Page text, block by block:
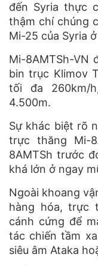
đến Syria thực
thậm chí chúng
Mi-25 của Syria
Mi-8AMTSh-VN
bin trục Klimov
tối đa 260km/
4.500m.
Sự khác biệt rõ
trực thăng Mi-
8AMTSh trước
khá lớn ở ngay
Ngoài khoang
hàng hóa, trực
cánh cứng để
tác chiến tầm
siêu âm Ataka